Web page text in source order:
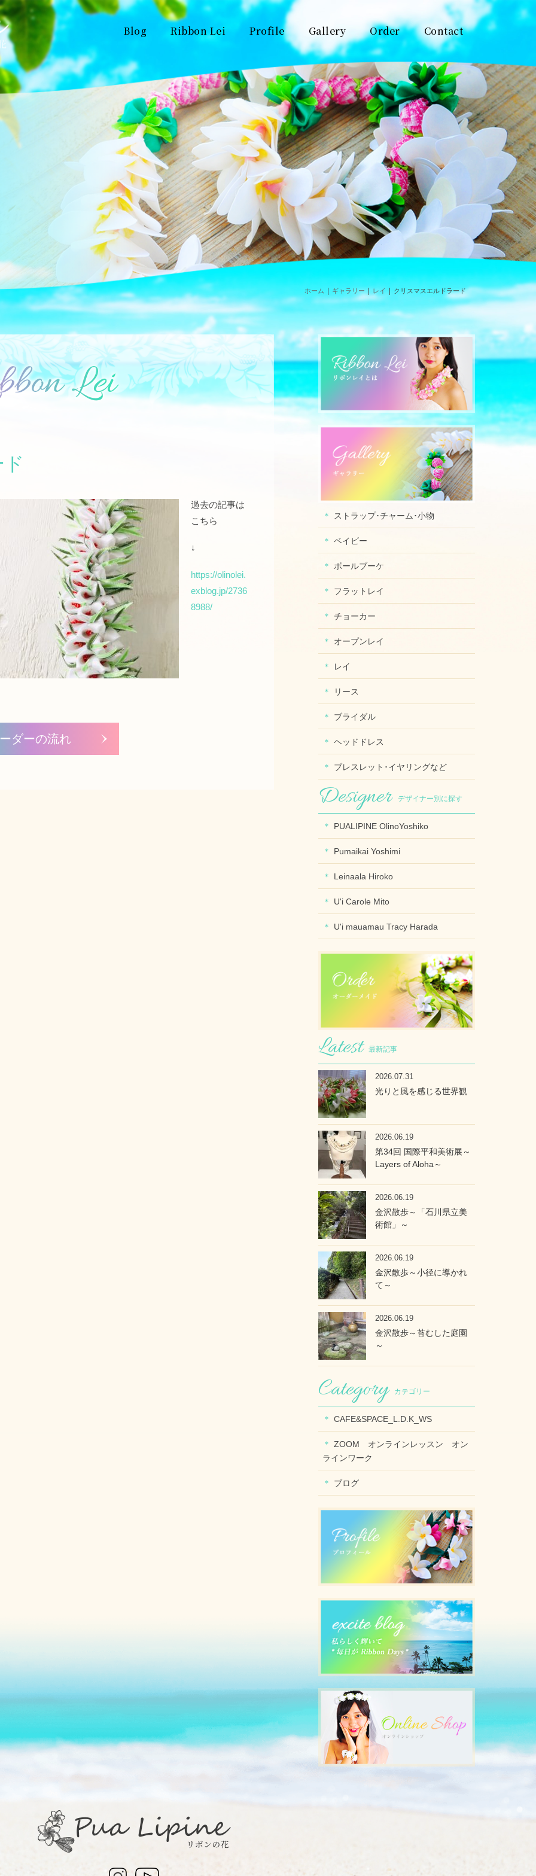
Blog Ribbon Lei Profile Gallery Order Contact
ホーム ギャラリー レイ クリスマスエルドラード
過去の記事は
こちら
↓
https://olinolei.
exblog.jp/2736
8988/
ダーの流れ
ストラップ･チャーム･小物
ベイビー
ボールブーケ
フラットレイ
チョーカー
オープンレイ
レイ
リース
ブライダル
ヘッドドレス
ブレスレット･イヤリングなど
デザイナー別に探す
PUALIPINE OlinoYoshiko
Pumaikai Yoshimi
Leinaala Hiroko
U'i Carole Mito
U'i mauamau Tracy Harada
最新記事
光りと風を感じる世界観
2026.07.31
第34回 国際平和美術展～
Layers of Aloha～
2026.06.19
金沢散歩～「石川県立美
術館」～
2026.06.19
金沢散歩～小径に導かれ
て～
2026.06.19
金沢散歩～苔むした庭園
～
2026.06.19
カテゴリー
CAFE&SPACE_L.D.K_WS
ZOOM オンラインレッスン オン
ラインワーク
ブログ